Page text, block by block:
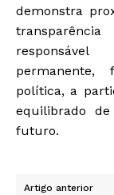
demonstra
permanente,
política, a
equilibrado
futuro.
Artigo anterior